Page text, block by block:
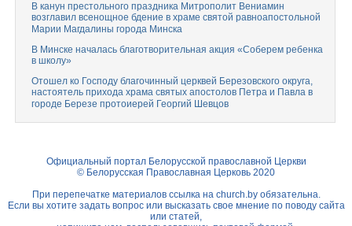
В канун престольного праздника Митрополит Вениамин
возглавил всенощное бдение в храме святой равноапостольной
Марии Магдалины города Минска
В Минске началась благотворительная акция «Соберем ребенка
в школу»
Отошел ко Господу благочинный церквей Березовского округа,
настоятель прихода храма святых апостолов Петра и Павла в
городе Березе протоиерей Георгий Шевцов
Официальный портал Белорусской православной Церкви
© Белорусская Православная Церковь 2020
При перепечатке материалов ссылка на church.byобязательна.
Если вы хотите задать вопрос или высказать свое мнение по поводу сайта
или статей,